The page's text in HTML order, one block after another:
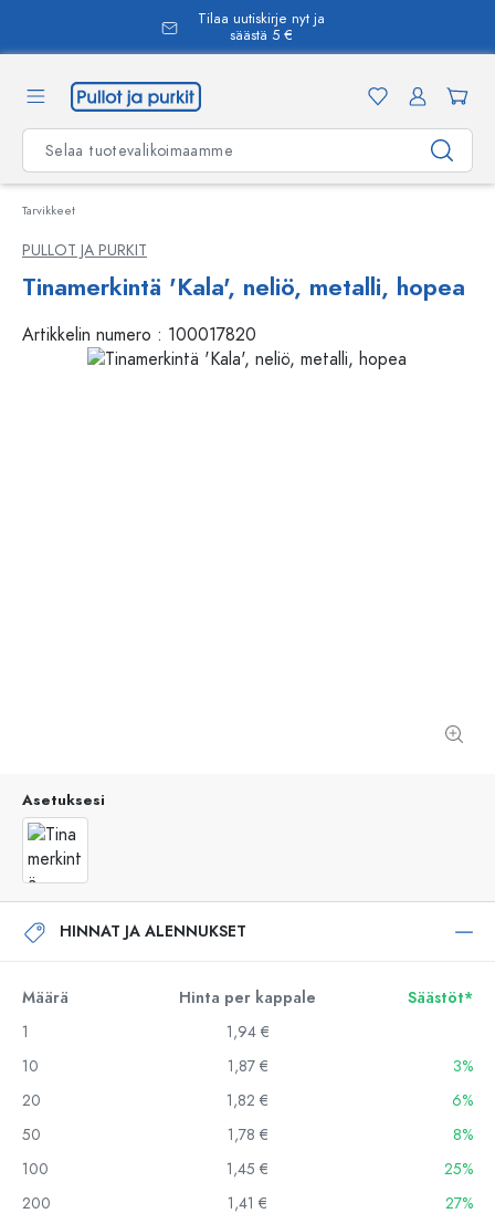
Tilaa uutiskirje nyt ja
säästä 5 €
Tarvikkeet
PULLOT JA PURKIT
Tinamerkintä 'Kala', neliö, metalli, hopea
Artikkelin numero : 100017820
Asetuksesi
HINNAT JA ALENNUKSET
Määrä Hinta per kappale
Säästöt*
1
1,94 €
10
1,87 €
3%
20
1,82 €
6%
50
1,78 €
8%
100
1,45 €
25%
200
1,41 €
27%